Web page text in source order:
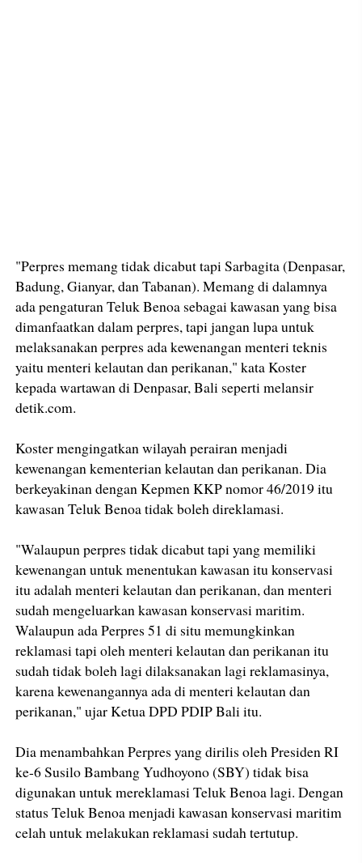
"Perpres memang tidak dicabut tapi Sarbagita (Denpasar,
Badung, Gianyar, dan Tabanan). Memang di dalamnya
ada pengaturan Teluk Benoa sebagai kawasan yang bisa
dimanfaatkan dalam perpres, tapi jangan lupa untuk
melaksanakan perpres ada kewenangan menteri teknis
yaitu menteri kelautan dan perikanan," kata Koster
kepada wartawan di Denpasar, Bali seperti melansir
detik.com.
Koster mengingatkan wilayah perairan menjadi
kewenangan kementerian kelautan dan perikanan. Dia
berkeyakinan dengan Kepmen KKP nomor 46/2019 itu
kawasan Teluk Benoa tidak boleh direklamasi.
"Walaupun perpres tidak dicabut tapi yang memiliki
kewenangan untuk menentukan kawasan itu konservasi
itu adalah menteri kelautan dan perikanan, dan menteri
sudah mengeluarkan kawasan konservasi maritim.
Walaupun ada Perpres 51 di situ memungkinkan
reklamasi tapi oleh menteri kelautan dan perikanan itu
sudah tidak boleh lagi dilaksanakan lagi reklamasinya,
karena kewenangannya ada di menteri kelautan dan
perikanan," ujar Ketua DPD PDIP Bali itu.
Dia menambahkan Perpres yang dirilis oleh Presiden RI
ke-6 Susilo Bambang Yudhoyono (SBY) tidak bisa
digunakan untuk mereklamasi Teluk Benoa lagi. Dengan
status Teluk Benoa menjadi kawasan konservasi maritim
celah untuk melakukan reklamasi sudah tertutup.